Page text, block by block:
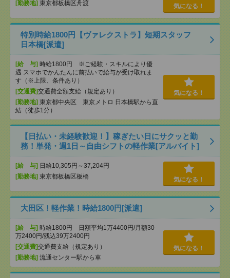
[勤務地] 東京都板橋区舟渡 気になる！
特別時給1800円【ヴァレクストラ】短期スタッフ
日本橋[派遣]
[給 与] 時給1800円 ※ご経験・スキルにより優
遇 スマホでかんたんに前払いで給与が受け取れま
す（※上限、条件あり）
[交通費]交通費全額支給（規定あり）
[勤務地] 東京都中央区 東京メトロ 日本橋駅から直
結（徒歩1分）
気になる！
【日払い・未経験歓迎！】稼ぎたい日にサクッと勤
務！単発・週1日～自由シフトの軽作業[アルバイト]
[給 与] 日給10,305円～37,204円
[勤務地] 東京都板橋区板橋 気になる！
大田区！軽作業！時給1800円[派遣]
[給 与] 時給1800円 日額平均1万4400円/月額30
万2400円/残込39万2400円
[交通費]交通費支給（規定あり）
[勤務地] 流通センター駅から車
気になる！